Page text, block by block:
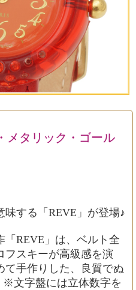
メタリック・ゴール
する「REVE」が登場♪
「REVE」は、ベルト全
フスキーが高級感を演
て手作りした、良質でぬ
※文字盤には立体数字を